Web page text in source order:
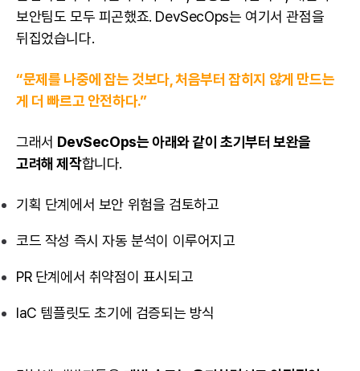
보안팀도 모두 피곤했죠. DevSecOps는 여기서 관점을
뒤집었습니다.
“문제를 나중에 잡는 것보다, 처음부터 잡히지 않게 만드는
게 더 빠르고 안전하다.”
그래서 DevSecOps는 아래와 같이 초기부터 보완을
고려해 제작합니다.
기획 단계에서 보안 위험을 검토하고
코드 작성 즉시 자동 분석이 이루어지고
PR 단계에서 취약점이 표시되고
IaC 템플릿도 초기에 검증되는 방식